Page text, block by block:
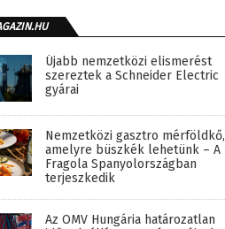
Újabb nemzetközi elismerést
szereztek a Schneider Electric
gyárai
Nemzetközi gasztro mérföldkő,
amelyre büszkék lehetünk – A
Fragola Spanyolországban
terjeszkedik
Az OMV Hungária határozatlan